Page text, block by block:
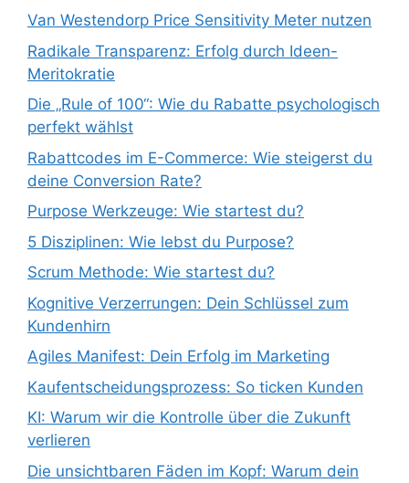
Van Westendorp Price Sensitivity Meter nutzen
Radikale Transparenz: Erfolg durch Ideen-
Meritokratie
Die „Rule of 100“: Wie du Rabatte psychologisch
perfekt wählst
Rabattcodes im E-Commerce: Wie steigerst du
deine Conversion Rate?
Purpose Werkzeuge: Wie startest du?
5 Disziplinen: Wie lebst du Purpose?
Scrum Methode: Wie startest du?
Kognitive Verzerrungen: Dein Schlüssel zum
Kundenhirn
Agiles Manifest: Dein Erfolg im Marketing
Kaufentscheidungsprozess: So ticken Kunden
KI: Warum wir die Kontrolle über die Zukunft
verlieren
Die unsichtbaren Fäden im Kopf: Warum dein